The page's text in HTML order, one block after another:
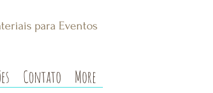
para Eventos
Contato More